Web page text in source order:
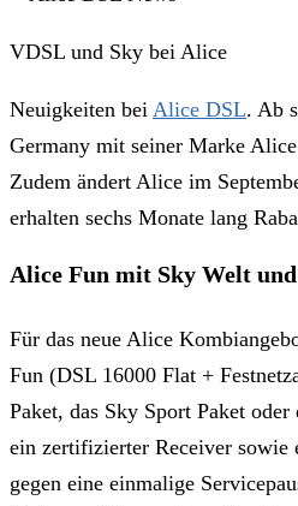
VDSL und Sky bei Alice
Neuigkeiten bei Alice DSL. Ab
Germany mit seiner Marke
Zudem ändert Alice im
erhalten sechs Monate lang
Alice Fun mit Sky Welt
Für das neue Alice
Fun (DSL 16000 Flat +
Paket, das Sky Sport Paket
ein zertifizierter Receiver sowie
gegen eine einmalige